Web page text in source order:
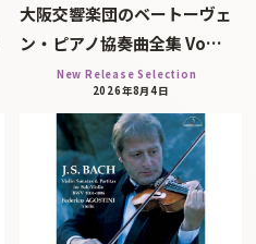
大阪交響楽団のベートーヴェ
ン・ピアノ協奏曲全集 Vo…
New Release Selection
2026年8月4日